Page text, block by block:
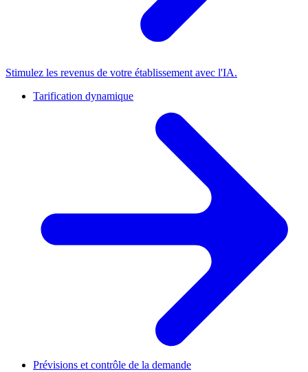
Stimulez les revenus de votre établissement avec l'IA.
Tarification dynamique
Prévisions et contrôle de la demande